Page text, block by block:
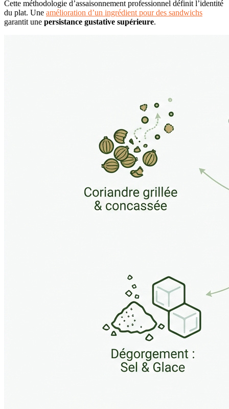
Cette méthodologie d’assaisonnement professionnel définit l’identité
du plat. Une amélioration d’un ingrédient pour des sandwichs
garantit une persistance gustative supérieure.